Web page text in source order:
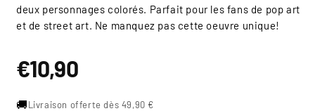
deux personnages colorés. Parfait pour les fans de pop art
et de street art. Ne manquez pas cette oeuvre unique!
Prix
habituel
€10,90
🚚Livraison offerte dès 49,90 €